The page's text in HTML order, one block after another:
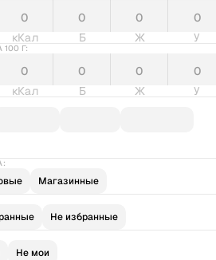
кКал Б Ж У
Г:
кКал Б Ж У
Магазинные
Не избранные
Не мои